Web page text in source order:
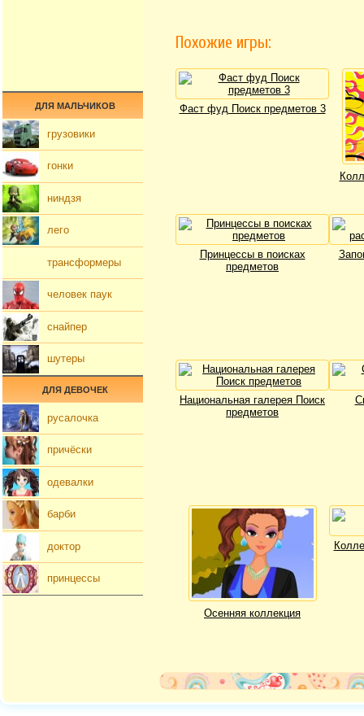
Похожие игры:
Фаст фуд Поиск предметов 3
Принцессы в поисках
предметов
Национальная галерея Поиск
предметов
Осенняя коллекция
ДЛЯ МАЛЬЧИКОВ
грузовики
гонки
ниндзя
лего
трансформеры
человек паук
снайпер
шутеры
ДЛЯ ДЕВОЧЕК
русалочка
причёски
одевалки
барби
доктор
принцессы